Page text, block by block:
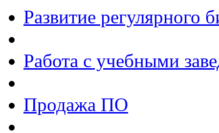
Развитие регулярного
Работа с учебными
Продажа ПО